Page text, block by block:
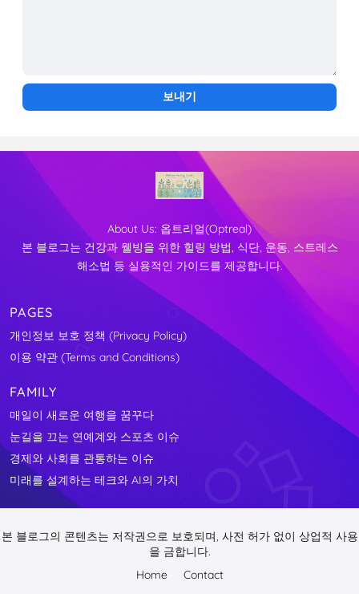
About Us: 옵트리얼(Optreal)
본 블로그는 건강과 웰빙을 위한 힐링 방법, 식단, 운동, 스트레스
해소법 등 실용적인 가이드를 제공합니다.
PAGES
개인정보 보호 정책 (Privacy Policy)
이용 약관 (Terms and Conditions)
FAMILY
매일이 새로운 여행을 꿈꾸다
눈길을 끄는 연예계와 스포츠 이슈
경제와 사회를 관통하는 이슈
미래를 설계하는 테크와 AI의 가치
본 블로그의 콘텐츠는 저작권으로 보호되며, 사전 허가 없이 상업적 사용
을 금합니다.
Home
Contact